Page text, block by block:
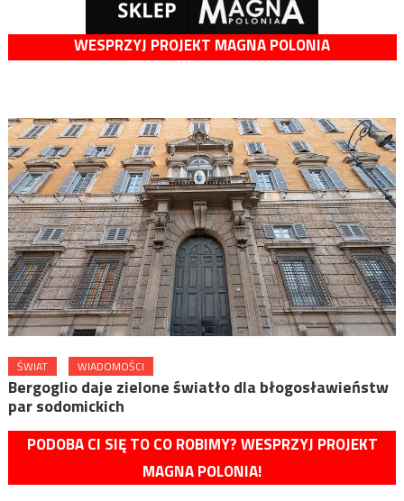
WESPRZYJ PROJEKT MAGNA POLONIA
ŚWIAT WIADOMOŚCI
Bergoglio daje zielone światło dla błogosławieństw
par sodomickich
PODOBA CI SIĘ TO CO ROBIMY? WESPRZYJ PROJEKT
MAGNA POLONIA!